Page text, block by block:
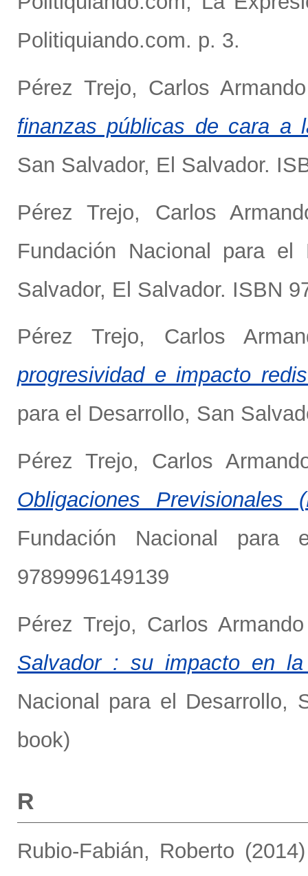
Politiquiando.com. p. 3.
Pérez Trejo, Carlos Armando
finanzas públicas de cara a
San Salvador, El Salvador.
Pérez Trejo, Carlos
Fundación Nacional para el
Salvador, El Salvador. ISBN
Pérez Trejo, Carlos
progresividad e impacto
para el Desarrollo, San
Pérez Trejo, Carlos
Obligaciones
Fundación Nacional para
9789996149139
Pérez Trejo, Carlos Armando
Salvador : su impacto en
Nacional para el Desarrollo,
book)
R
Rubio-Fabián, Roberto